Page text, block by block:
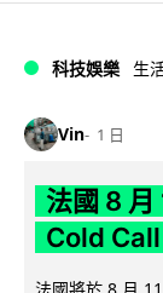
科技娛樂 生
Vin 1 日
法國 8 月
Cold